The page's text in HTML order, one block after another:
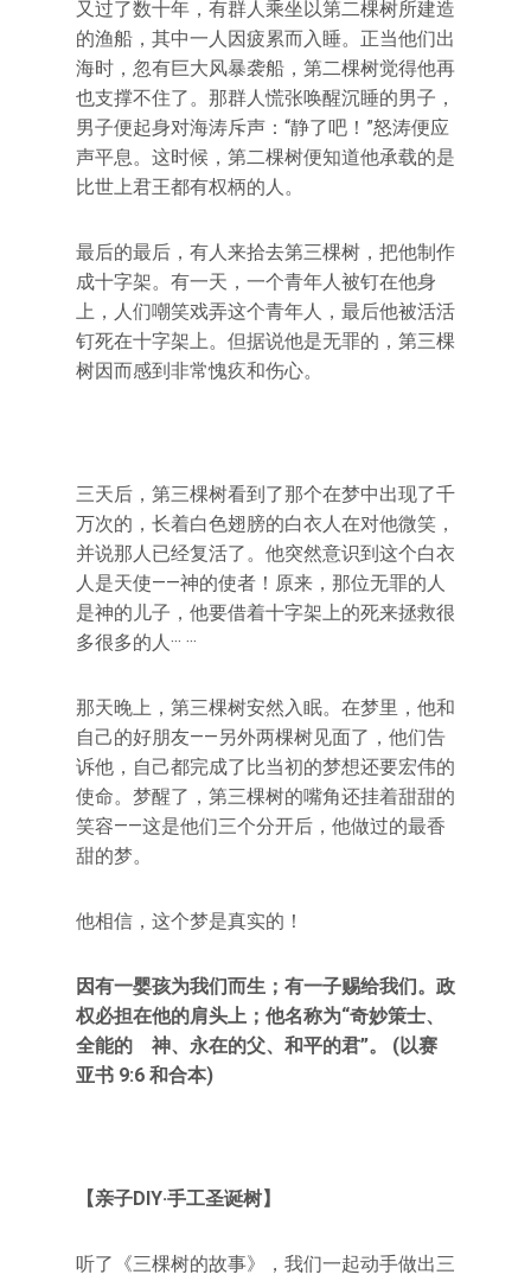
又过了数十年，有群人乘坐以第二棵树所建造
的渔船，其中一人因疲累而入睡。正当他们出
海时，忽有巨大风暴袭船，第二棵树觉得他再
也支撑不住了。那群人慌张唤醒沉睡的男子，
男子便起身对海涛斥声：“静了吧！”怒涛便应
声平息。这时候，第二棵树便知道他承载的是
比世上君王都有权柄的人。
最后的最后，有人来拾去第三棵树，把他制作
成十字架。有一天，一个青年人被钉在他身
上，人们嘲笑戏弄这个青年人，最后他被活活
钉死在十字架上。但据说他是无罪的，第三棵
树因而感到非常愧疚和伤心。
三天后，第三棵树看到了那个在梦中出现了千
万次的，长着白色翅膀的白衣人在对他微笑，
并说那人已经复活了。他突然意识到这个白衣
人是天使——神的使者！原来，那位无罪的人
是神的儿子，他要借着十字架上的死来拯救很
多很多的人··· ···
那天晚上，第三棵树安然入眠。在梦里，他和
自己的好朋友——另外两棵树见面了，他们告
诉他，自己都完成了比当初的梦想还要宏伟的
使命。梦醒了，第三棵树的嘴角还挂着甜甜的
笑容——这是他们三个分开后，他做过的最香
甜的梦。
他相信，这个梦是真实的！
因有一婴孩为我们而生；有一子赐给我们。政
权必担在他的肩头上；他名称为“奇妙策士、
全能的 神、永在的父、和平的君”。 (以赛
亚书 9:6 和合本)
【亲子DIY·手工圣诞树】
听了《三棵树的故事》，我们一起动手做出三